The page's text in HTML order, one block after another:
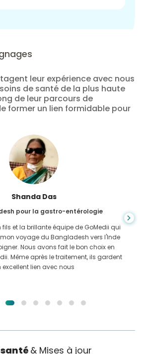
leur expérience avec nous
de santé de la plus haute
de leur parcours de
former un lien formidable pour
Shanda Das
pour la gastro-entérologie
et la brillante équipe de GoMedii qui
voyage du Bangladesh vers l'Inde
Nous avons fait le bon choix en
Même après le traitement, ils gardent
excellent lien avec nous
& Mises à jour